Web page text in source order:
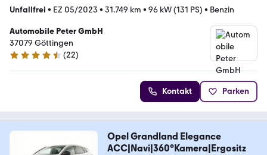
Unfallfrei • EZ 05/2023 • 31.749 km • 96 kW (131 PS) • Benzin
Automobile Peter GmbH
37079 Göttingen
4.7 Sterne
(22)
Kontakt Parken
Opel Grandland Elegance
ACC|Navi|360°Kamera|Ergositz